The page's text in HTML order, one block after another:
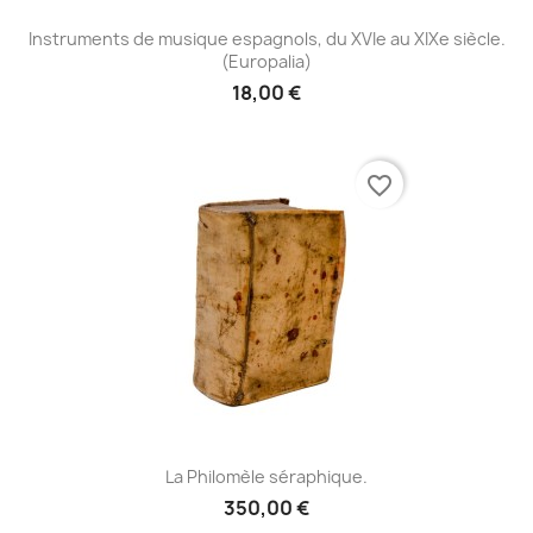
Instruments de musique espagnols, du XVIe au XIXe siècle.
(Europalia)
18,00 €
La Philomèle séraphique.
350,00 €
favorite_border